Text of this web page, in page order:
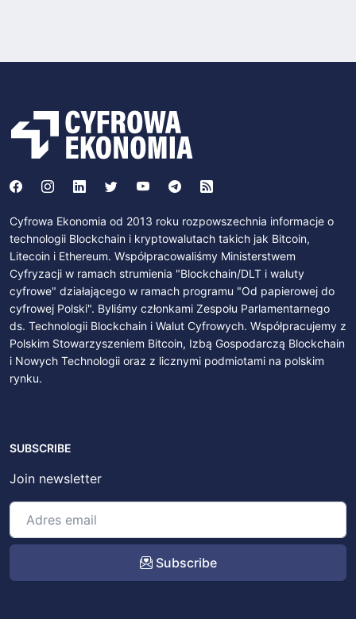
Cyfrowa Ekonomia od 2013 roku rozpowszechnia informacje o
technologii Blockchain i kryptowalutach takich jak Bitcoin,
Litecoin i Ethereum. Współpracowaliśmy Ministerstwem
Cyfryzacji w ramach strumienia "Blockchain/DLT i waluty
cyfrowe" działającego w ramach programu "Od papierowej do
cyfrowej Polski". Byliśmy członkami Zespołu Parlamentarnego
ds. Technologii Blockchain i Walut Cyfrowych. Współpracujemy z
Polskim Stowarzyszeniem Bitcoin, Izbą Gospodarczą Blockchain
i Nowych Technologii oraz z licznymi podmiotami na polskim
rynku.
SUBSCRIBE
Join newsletter
Subscribe